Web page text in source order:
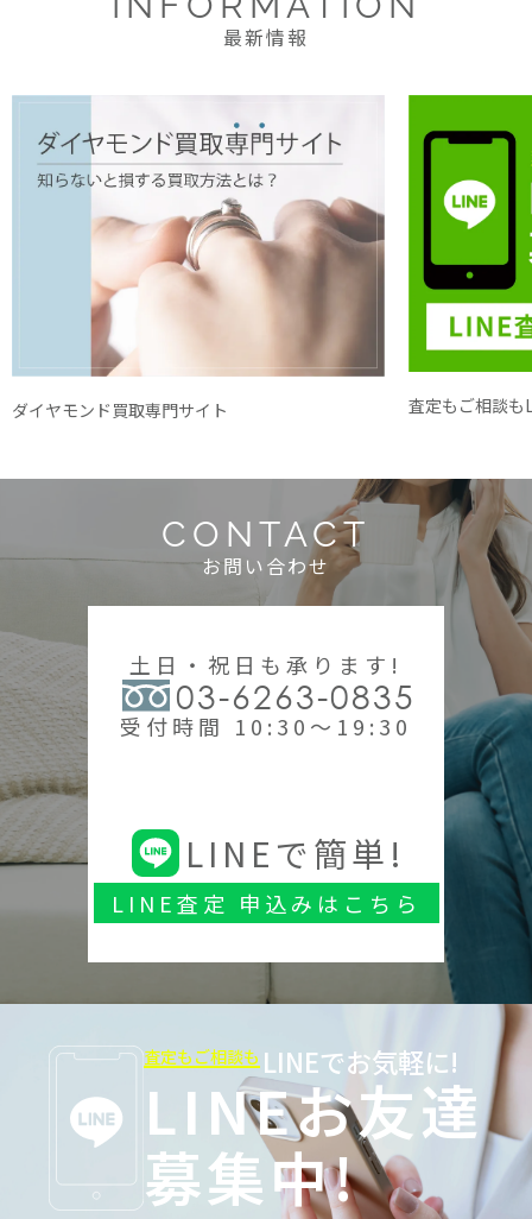
最新情報
ダイヤモンド買取専門サイト 査定もご相談も
CONTACT
お問い合わせ
土日・祝日も承ります!
03-6263-0835
受付時間 10:30～19:30
LINEで簡単!
LINE査定 申込みはこちら
査定もご相談も LINEでお気軽に!
LINEお友達
募集中!